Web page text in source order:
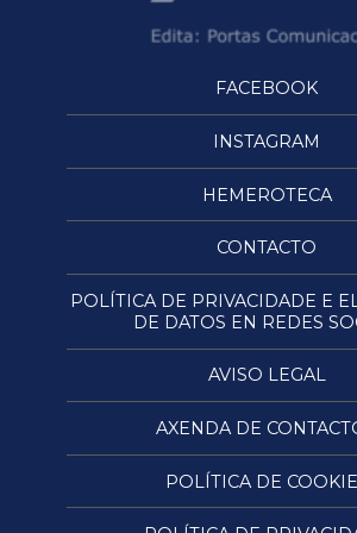
FACEBOOK
INSTAGRAM
HEMEROTECA
CONTACTO
POLÍTICA DE PRIVACIDADE E
DE DATOS EN REDES
AVISO LEGAL
AXENDA DE
POLÍTICA DE